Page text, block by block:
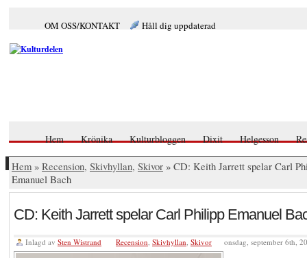
OM OSS/KONTAKT Håll dig uppdaterad
Hem Krönika Kulturbloggen Dixit Helgesson
Hem » Recension, Skivhyllan, Skivor » CD: Keith Jarrett spelar Carl
Emanuel Bach
CD: Keith Jarrett spelar Carl Philipp Emanuel
Inlagd av Sten Wistrand Recension, Skivhyllan, Skivor onsdag, september 6th,